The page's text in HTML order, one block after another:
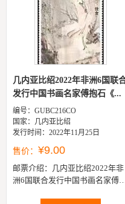
几内亚比绍2022年非洲6国联
发行中国书画名家傅抱石《...
编号：GUBC216CO
国家：几内亚比绍
发行时间：2022年11月25日
售价： ¥9.00
邮票介绍：
几内亚比绍2022年非
洲6国联合发行中国书画名家傅